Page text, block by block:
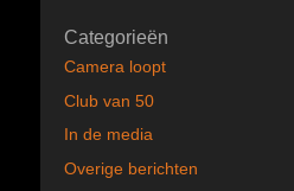
Categorieën
Camera loopt
Club van 50
In de media
Overige berichten